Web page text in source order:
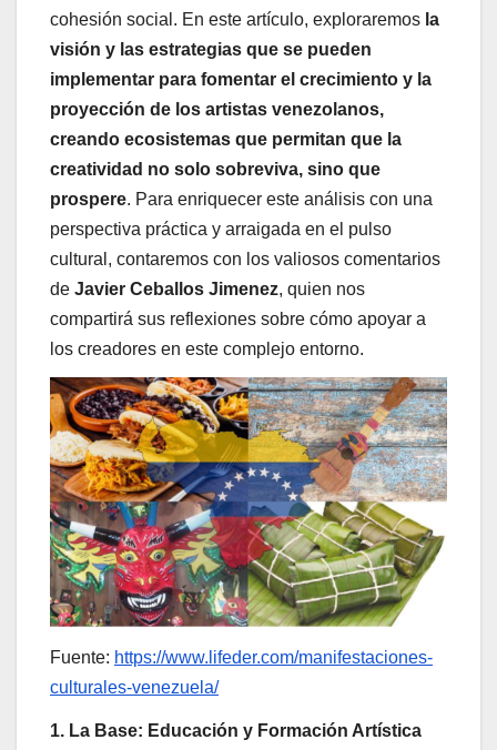
cohesión social. En este artículo, exploraremos la
visión y las estrategias que se pueden
implementar para fomentar el crecimiento y la
proyección de los artistas venezolanos,
creando ecosistemas que permitan que la
creatividad no solo sobreviva, sino que
prospere. Para enriquecer este análisis con una
perspectiva práctica y arraigada en el pulso
cultural, contaremos con los valiosos comentarios
de Javier Ceballos Jimenez, quien nos
compartirá sus reflexiones sobre cómo apoyar a
los creadores en este complejo entorno.
Fuente: https://www.lifeder.com/manifestaciones-
culturales-venezuela/
1. La Base: Educación y Formación Artística